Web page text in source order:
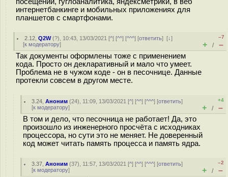
интернетбанкинге и мобильных приложениях для
планшетов с смартфонами.
2.12 ,Q2W(?), 10:43, 13/03/2021 [^] [^^] [^^^] [ответить][↓]
[к модератору]
–7
+ / –
Так документы оформлены тоже с применением
кода. Просто он декларативный и мало что умеет.
Проблема не в чужом коде - он в песочнице. Данные
протекли совсем в другом месте.
3.24 ,Аноним (24), 11:09, 13/03/2021 [^] [^^] [^^^] [ответить]
[к модератору]
+4
+ / –
В том и дело, что песочница не работает! Да, это
произошло из инженерного просчёта с исходниках
процессора, но сути это не меняет. Не доверенный
код может читать память процесса и память ядра.
3.37 ,Аноним (37), 11:57, 13/03/2021 [^] [^^] [^^^] [ответить]
[к модератору]
–2
+ / –